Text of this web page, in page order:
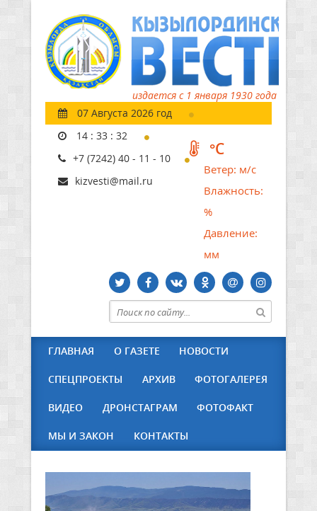
издается с 1 января 1930 года
07 Августа 2026 год
14 : 33 : 32
+7 (7242) 40 - 11 - 10
kizvesti@mail.ru
°C
Ветер: м/с
Влажность:
%
Давление:
мм
ГЛАВНАЯ О ГАЗЕТЕ НОВОСТИ
СПЕЦПРОЕКТЫ АРХИВ ФОТОГАЛЕРЕЯ
ВИДЕО ДРОНСТАГРАМ ФОТОФАКТ
МЫ И ЗАКОН КОНТАКТЫ